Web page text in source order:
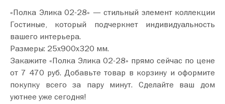
«Полка Элика 02-28» — стильный элемент коллекции
Гостиные, который подчеркнет индивидуальность
вашего интерьера.
Размеры: 25х900х320 мм.
Закажите «Полка Элика 02-28» прямо сейчас по цене
от 7 470 руб. Добавьте товар в корзину и оформите
покупку всего за пару минут. Сделайте ваш дом
уютнее уже сегодня!